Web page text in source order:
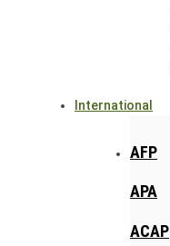
International
AFP
APA
ACAP